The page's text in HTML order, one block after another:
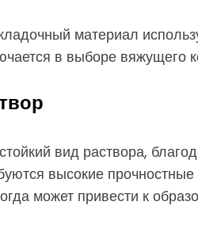
материал
в выборе
вид раствора,
высокие
может привести к